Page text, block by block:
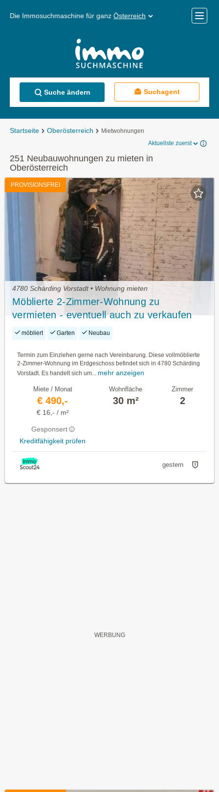
Die Immosuchmaschine für ganz Österreich
Menü
Suche ändern Suchagent
Startseite Oberösterreich
Mietwohnungen
Aktuellste zuerst
251 Neubauwohnungen zu mieten in
Oberösterreich
PROVISIONSFREI
4780 Schärding Vorstadt • Wohnung mieten
Möblierte 2-Zimmer-Wohnung zu
vermieten - eventuell auch zu verkaufen
möbliert Garten Neubau
Termin zum Einziehen gerne nach Vereinbarung. Diese vollmöblierte
2-Zimmer-Wohnung im Erdgeschoss befindet sich in 4780 Schärding
Vorstadt. Es handelt sich um...
mehr anzeigen
Miete / Monat
€ 490,-
€ 16,- / m²
Gesponsert
Kreditfähigkeit prüfen
Wohnfläche
30 m²
Zimmer
2
gestern